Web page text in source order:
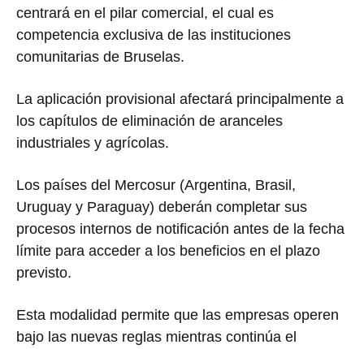
centrará en el pilar comercial, el cual es
competencia exclusiva de las instituciones
comunitarias de Bruselas.
La aplicación provisional afectará principalmente a
los capítulos de eliminación de aranceles
industriales y agrícolas.
Los países del Mercosur (Argentina, Brasil,
Uruguay y Paraguay) deberán completar sus
procesos internos de notificación antes de la fecha
límite para acceder a los beneficios en el plazo
previsto.
Esta modalidad permite que las empresas operen
bajo las nuevas reglas mientras continúa el